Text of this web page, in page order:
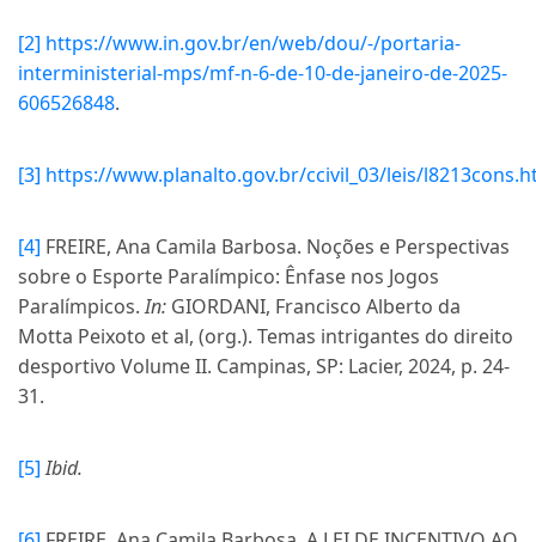
[2] https://www.in.gov.br/en/web/dou/-/portaria-
interministerial-mps/mf-n-6-de-10-de-janeiro-de-2025-
606526848.
[3] https://www.planalto.gov.br/ccivil_03/leis/
[4] FREIRE, Ana Camila Barbosa. Noções e Perspectivas
sobre o Esporte Paralímpico: Ênfase nos Jogos
Paralímpicos.In: GIORDANI, Francisco Alberto da
Motta Peixoto et al, (org.). Temas intrigantes do direito
desportivo Volume II. Campinas, SP: Lacier, 2024, p. 24-
31.
[5] Ibid.